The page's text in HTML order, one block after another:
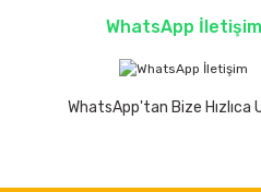
WhatsApp İletişim
WhatsApp'tan Bize Hızlıca